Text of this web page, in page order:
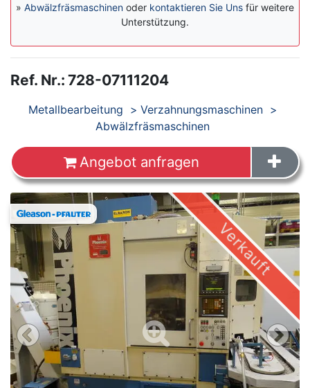
» Abwälzfräsmaschinen oder kontaktieren Sie Uns für weitere
Unterstützung.
Ref. Nr.: 728-07111204
ProdukteMetallbearbeitung
Verzahnungsmaschinen
Abwälzfräsmaschinen
Angebot anfragen
Images
Verkauft